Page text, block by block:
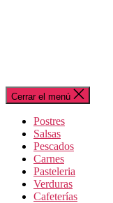
Cerrar el menú
Postres
Salsas
Pescados
Carnes
Pasteleria
Verduras
Cafeterías